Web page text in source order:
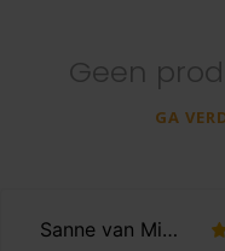
Geen
GA